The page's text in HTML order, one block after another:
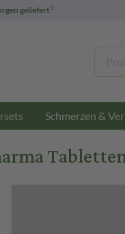
geliefert3
Schmerzen &